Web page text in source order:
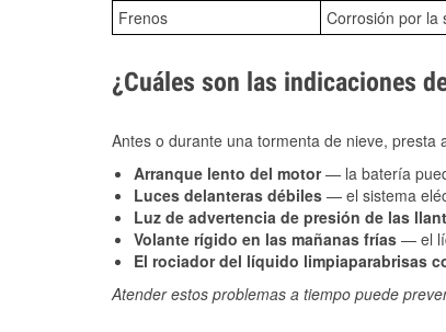
Frenos
Corrosión por la
¿Cuáles son las indicaciones
Antes o durante una tormenta de nieve,
Arranque lento del motor— la batería
Luces delanteras débiles — el sistema
Luz de advertencia de presión de las
Volante rígido en las mañanas frías — el
El rociador del líquido limpiaparabrisas
Atender estos problemas a tiempo puede